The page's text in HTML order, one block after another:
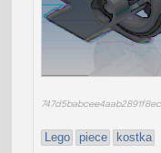
Lego piece kostka